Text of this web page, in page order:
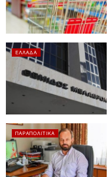
ΕΛΛΆΔΑ
ΠΑΡΑΠΟΛΙΤΙΚΆ